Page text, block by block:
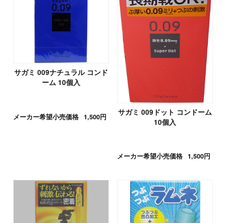
サガミ 009ナチュラル コンド
ーム 10個入
メーカー希望小売価格 1,500円
サガミ 009ドット コンドーム
10個入
メーカー希望小売価格 1,500円